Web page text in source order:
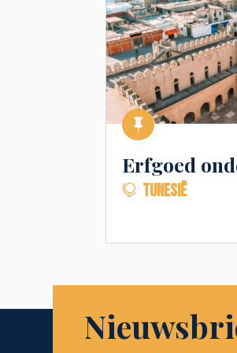

Erfgoed
 TUNESIË